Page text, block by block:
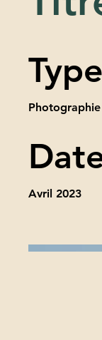
Photographie
Avril 2023